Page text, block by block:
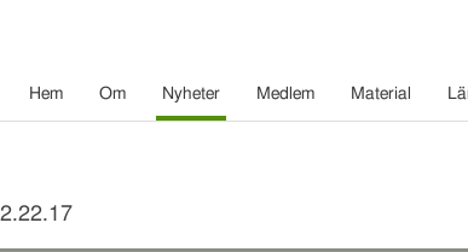
Hem Om Nyheter Medlem Material